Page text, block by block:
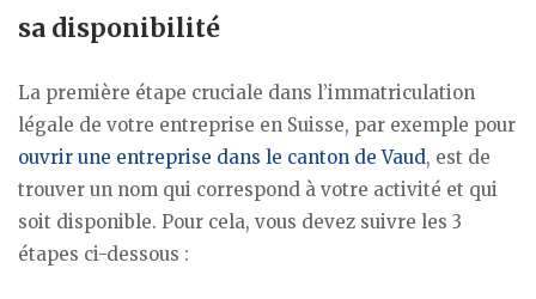
sa disponibilité
La première étape cruciale dans l’immatriculation
légale de votre entreprise en Suisse, par exemple pour
ouvrir une entreprise dans le canton de Vaud, est de
trouver un nom qui correspond à votre activité et qui
soit disponible. Pour cela, vous devez suivre les 3
étapes ci-dessous :